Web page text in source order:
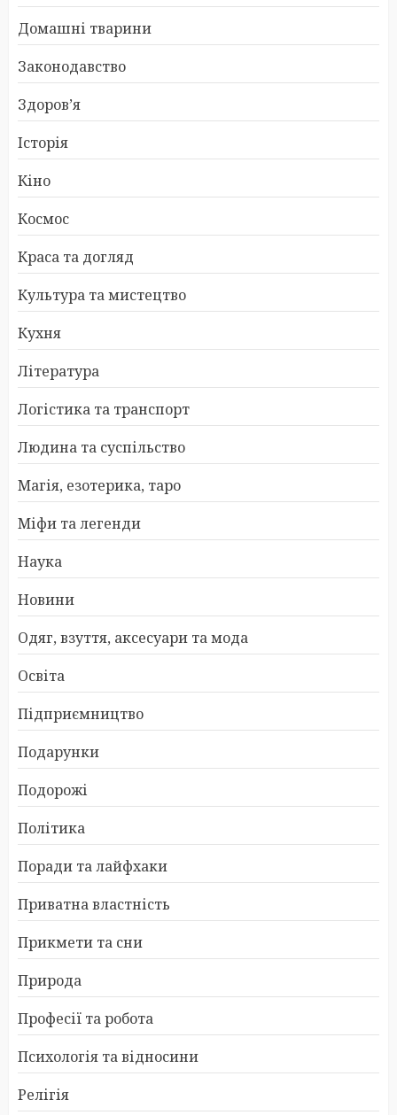
Домашні тварини
Законодавство
Здоров’я
Історія
Кіно
Космос
Краса та догляд
Культура та мистецтво
Кухня
Література
Логістика та транспорт
Людина та суспільство
Магія, езотерика, таро
Міфи та легенди
Наука
Новини
Одяг, взуття, аксесуари та мода
Освіта
Підприємництво
Подарунки
Подорожі
Політика
Поради та лайфхаки
Приватна властність
Прикмети та сни
Природа
Професії та робота
Психологія та відносини
Релігія